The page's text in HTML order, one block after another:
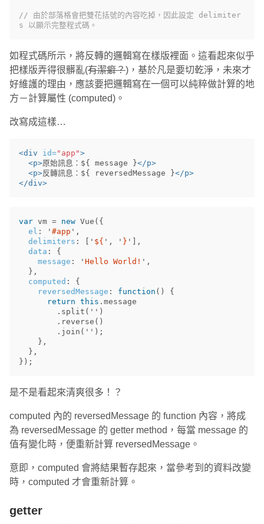
// 由於部落格會把雙花括號的內容吃掉，因此設定 delimiter
s 以顯示完整程式碼。
如程式碼所示，將反轉的邏輯寫在樣版裡面。這看起來似乎
把樣版弄得很髒亂(有潔癖？)，基於凡是要切乾淨，未來才
好維護的理由，應該要把邏輯寫在一個可以純粹做計算的地
方－計算屬性 (computed)。
改寫成這樣…
<div id="app">
<p>原始訊息：${ message }</p>
<p>反轉訊息：${ reversedMessage }</p>
</div>
var vm = new Vue ({
el : ' #app ' ,
delimiters : ' ${ ' , ' } '
],
data :
{
message : ' Hello World! ' ,
},
computed :
{
reversedMessage : function ()
{
return this . message
. split ( '' )
. reverse ()
. join ( '' );
},
},
});
是不是看起來清爽很多！？
computed 內的 reversedMessage 的 function 內容，將成
為 reversedMessage 的 getter method，每當 message 的
值有變化時，便重新計算 reversedMessage。
意即，computed 會將結果暫存起來，當參考到的資料改變
時，computed 才會重新計算。
getter